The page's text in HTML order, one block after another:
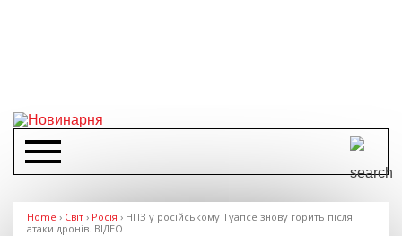
Home › Світ › Росія › НПЗ у російському Туапсе знову горить після
атаки дронів. ВІДЕО